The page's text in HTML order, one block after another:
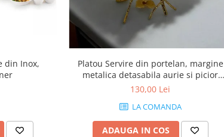
din Inox,
Platou Servire din portelan, margine
metalica detasabila aurie si picior
metalic
130,00 Lei
LA COMANDA
ADAUGA IN COS